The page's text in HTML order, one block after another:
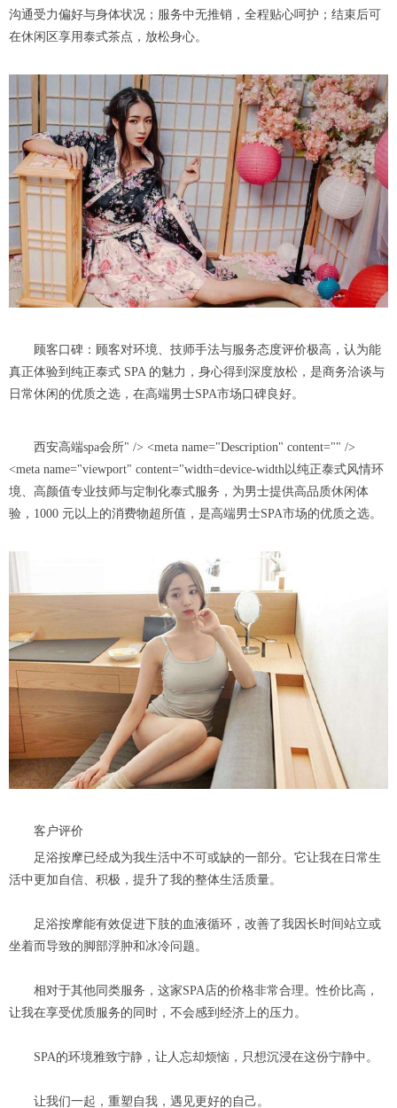
沟通受力偏好与身体状况；服务中无推销，全程贴心呵护；结束后可
在休闲区享用泰式茶点，放松身心。
顾客口碑：顾客对环境、技师手法与服务态度评价极高，认为能
真正体验到纯正泰式 SPA 的魅力，身心得到深度放松，是商务洽谈与
日常休闲的优质之选，在高端男士SPA市场口碑良好。
西安高端spa会所" /> <meta name="Description" content="" />
<meta name="viewport" content="width=device-width以纯正泰式风情环
境、高颜值专业技师与定制化泰式服务，为男士提供高品质休闲体
验，1000 元以上的消费物超所值，是高端男士SPA市场的优质之选。
客户评价
足浴按摩已经成为我生活中不可或缺的一部分。它让我在日常生
活中更加自信、积极，提升了我的整体生活质量。
足浴按摩能有效促进下肢的血液循环，改善了我因长时间站立或
坐着而导致的脚部浮肿和冰冷问题。
相对于其他同类服务，这家SPA店的价格非常合理。性价比高，
让我在享受优质服务的同时，不会感到经济上的压力。
SPA的环境雅致宁静，让人忘却烦恼，只想沉浸在这份宁静中。
让我们一起，重塑自我，遇见更好的自己。